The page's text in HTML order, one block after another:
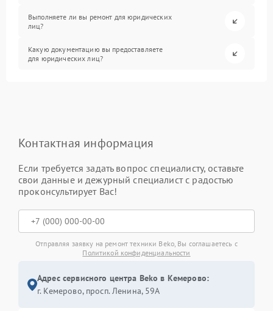
Выполняете ли вы ремонт для юридических
лиц?
Какую документацию вы предоставляете
для юридических лиц?
Контактная информация
Если требуется задать вопрос специалисту, оставьте
свои данные и дежурный специалист с радостью
проконсультирует Вас!
Отправляя заявку на ремонт техники Beko, Вы соглашаетесь с
Политикой конфиденциальности
Адрес сервисного центра Beko в Кемерово:
г. Кемерово, просп. Ленина, 59А